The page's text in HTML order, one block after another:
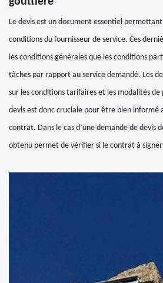
Le devis est un document essentiel
conditions du fournisseur de service. Ces
les conditions générales que les conditions
tâches par rapport au service demandé. Les
sur les conditions tarifaires et les modalités
devis est donc cruciale pour être bien informé
contrat. Dans le cas d’une demande de devis
obtenu permet de vérifier si le contrat à